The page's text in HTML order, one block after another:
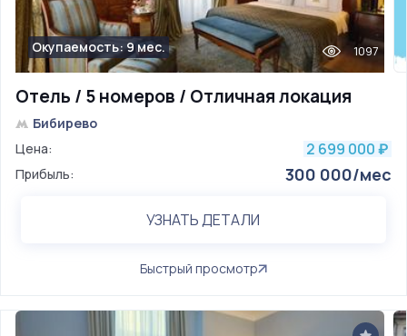
Отель / 5 номеров / Отличная локация
Окупаемость: 9 мес. 1097
Бибирево
Цена:
2 699 000 ₽
Прибыль: 300 000/мес
УЗНАТЬ ДЕТАЛИ
Быстрый просмотр